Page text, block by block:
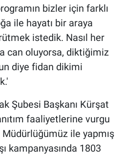
bizler için farklı
ile hayatı bir araya
istedik. Nasıl her
can oluyorsa, diktiğimiz
diye fidan dikimi
Şubesi Başkanı Kürşat
faaliyetlerine vurgu
ile yapmış
kampanyasında 1803